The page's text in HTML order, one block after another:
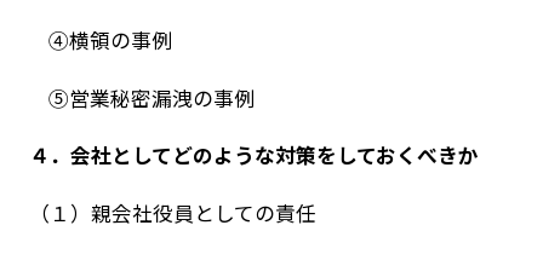
④横領の事例
⑤営業秘密漏洩の事例
４．会社としてどのような対策をしておくべきか
（１）親会社役員としての責任